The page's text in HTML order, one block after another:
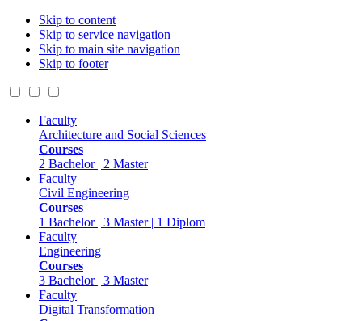
Skip to content
Skip to service navigation
Skip to main site navigation
Skip to footer
Faculty
Architecture and Social Sciences
Courses
2 Bachelor | 2 Master
Faculty
Civil Engineering
Courses
1 Bachelor | 3 Master | 1 Diplom
Faculty
Engineering
Courses
3 Bachelor | 3 Master
Faculty
Digital Transformation